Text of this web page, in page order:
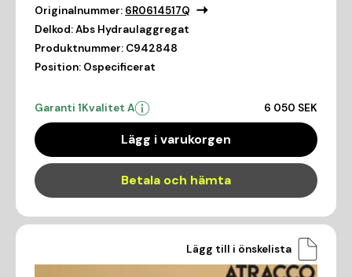
Originalnummer: 6R0614517Q
Delkod:Abs Hydraulaggregat
Produktnummer: C942848
Position: Ospecificerat
Garanti 1Kvalitet A 6 050 SEK
Lägg i varukorgen
Betala och hämta
Lägg till i önskelista